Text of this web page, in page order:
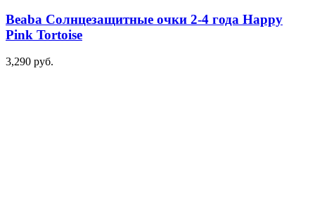
Beaba Солнцезащитные очки 2-4 года Happy
Pink Tortoise
3,290 руб.